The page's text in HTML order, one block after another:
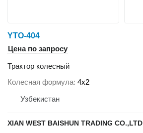
YTO-404
Цена по запросу
Трактор колесный
Колесная формула 4x2
Узбекистан
XIAN WEST BAISHUN TRADING CO.,LTD